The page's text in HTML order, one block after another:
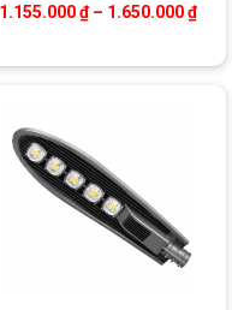
từ 810.000 ₫ đến 1.395.000
1.155.000₫ – 1.650.000₫